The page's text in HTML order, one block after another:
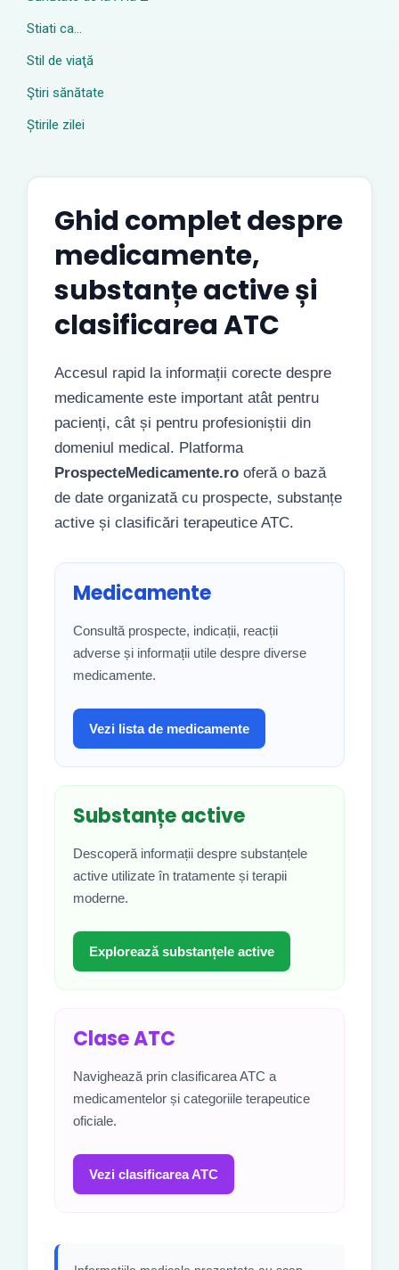
Stiati ca…
Stil de viaţă
Ştiri sănătate
Știrile zilei
Ghid complet despre
medicamente,
substanțe active și
clasificarea ATC
Accesul rapid la informații corecte despre
medicamente este important atât pentru
pacienți, cât și pentru profesioniștii din
domeniul medical. Platforma
ProspecteMedicamente.ro oferă o bază
de date organizată cu prospecte, substanțe
active și clasificări terapeutice ATC.
Medicamente
Consultă prospecte, indicații, reacții
adverse și informații utile despre diverse
medicamente.
Vezi lista de medicamente
Substanțe active
Descoperă informații despre substanțele
active utilizate în tratamente și terapii
moderne.
Explorează substanțele active
Clase ATC
Navighează prin clasificarea ATC a
medicamentelor și categoriile terapeutice
oficiale.
Vezi clasificarea ATC